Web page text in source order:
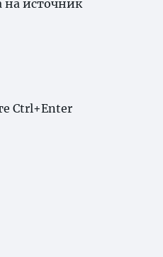
на источник
Ctrl+Enter